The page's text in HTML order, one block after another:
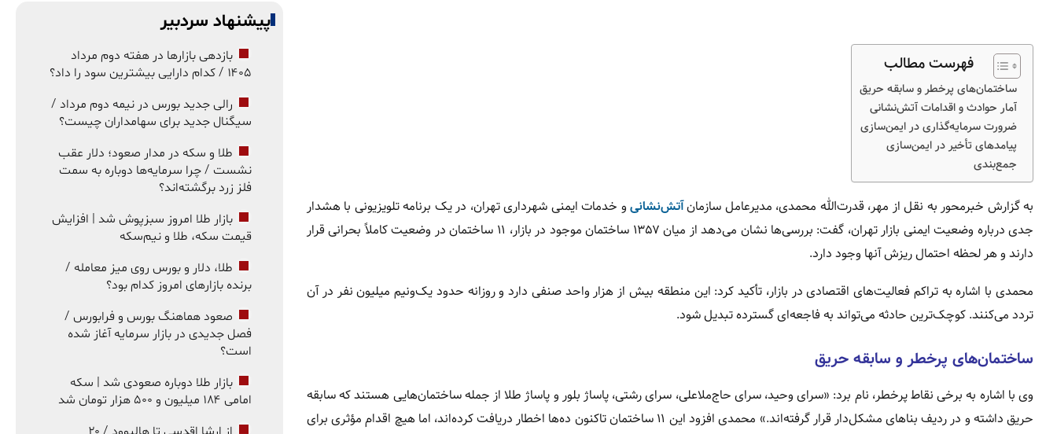
فهرست مطالب
ساختمان‌های پرخطر و سابقه حریق
آمار حوادث و اقدامات آتش‌نشانی
ضرورت سرمایه‌گذاری در ایمن‌سازی
پیامدهای تأخیر در ایمن‌سازی
جمع‌بندی
به گزارش خبرمحور به نقل از مهر، قدرت‌الله محمدی، مدیرعامل سازمانآتش‌نشانی و خدمات ایمنی شهرداری تهران، در یک برنامه تلویزیونی با هشدار
جدی درباره وضعیت ایمنی بازار تهران، گفت: بررسی‌ها نشان می‌دهد از میان ۱۳۵۷ ساختمان موجود در بازار، ۱۱ ساختمان در وضعیت کاملاً بحرانی قرار
دارند و هر لحظه احتمال ریزش آنها وجود دارد.
محمدی با اشاره به تراکم فعالیت‌های اقتصادی در بازار، تأکید کرد: این منطقه بیش از هزار واحد صنفی دارد و روزانه حدود یک‌ونیم میلیون نفر در آن
تردد می‌کنند. کوچک‌ترین حادثه می‌تواند به فاجعه‌ای گسترده تبدیل شود.
ساختمان‌های پرخطر و سابقه حریق
وی با اشاره به برخی نقاط پرخطر، نام برد: «سرای وحید، سرای حاج‌ملاعلی، سرای رشتی، پاساژ بلور و پاساژ طلا از جمله ساختمان‌هایی هستند که سابقه
حریق داشته و در ردیف بناهای مشکل‌دار قرار گرفته‌اند.» محمدی افزود این ۱۱ ساختمان تاکنون ده‌ها اخطار دریافت کرده‌اند، اما هیچ اقدام مؤثری برای
پیشنهاد سردبیر
بازدهی بازارها در هفته دوم مرداد
۱۴۰۵ / کدام دارایی بیشترین سود را داد؟
رالی جدید بورس در نیمه دوم مرداد /
سیگنال جدید برای سهامداران چیست؟
طلا و سکه در مدار صعود؛ دلار عقب
نشست / چرا سرمایه‌ها دوباره به سمت
فلز زرد برگشته‌اند؟
بازار طلا امروز سبزپوش شد | افزایش
قیمت سکه، طلا و نیم‌سکه
طلا، دلار و بورس روی میز معامله /
برنده بازارهای امروز کدام بود؟
صعود هماهنگ بورس و فرابورس /
فصل جدیدی در بازار سرمایه آغاز شده
است؟
بازار طلا دوباره صعودی شد | سکه
امامی ۱۸۴ میلیون و ۵۰۰ هزار تومان شد